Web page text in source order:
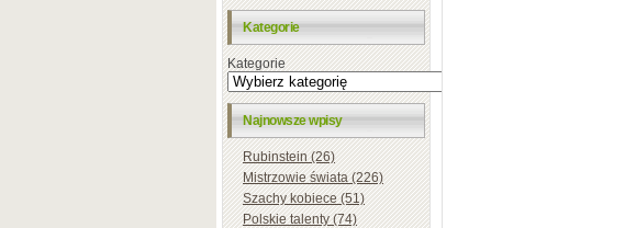
Kategorie
Kategorie
Najnowsze wpisy
Rubinstein (26)
Mistrzowie świata (226)
Szachy kobiece (51)
Polskie talenty (74)